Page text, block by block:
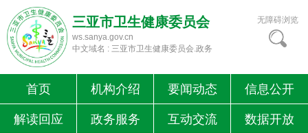
三亚市卫生健康委员会
ws.sanya.gov.cn
中文域名 : 三亚市卫生健康委员会.政务
无障碍浏览
首页 机构介绍 要闻动态 信息公开
解读回应 政务服务 互动交流 数据开放